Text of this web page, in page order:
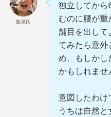
飯泉氏
独立してから
むのに腰が重
舗目を出して
てみたら意外
め、もしかし
かもしれませ
意図したわけ
うちは自然と